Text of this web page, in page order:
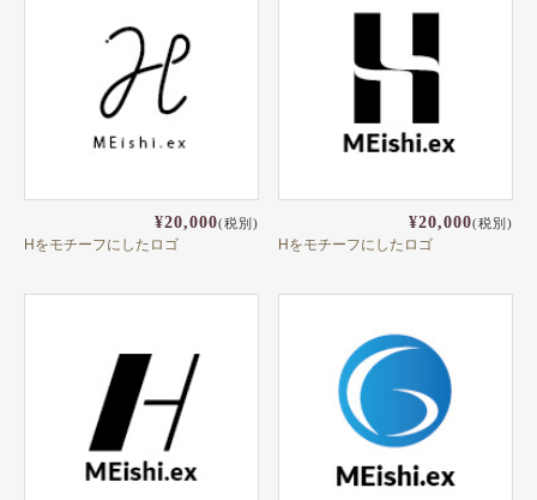
¥20,000(税別)
Hをモチーフにしたロゴ
¥20,000(税別)
Hをモチーフにしたロゴ